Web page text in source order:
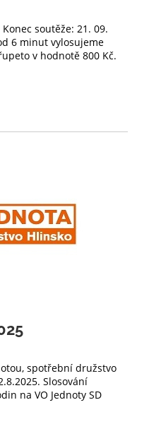
soutěže: 21. 09.
6 minut vylosujeme
v hodnotě 800 Kč.
spotřební družstvo
Slosování
na VO Jednoty SD